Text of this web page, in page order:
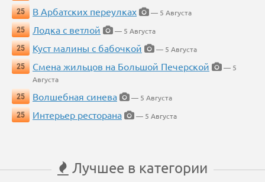
25
В Арбатских переулках
— 5 Августа
25
Лодка с ветлой
— 5 Августа
25
Куст малины с бабочкой
— 5 Августа
25
Смена жильцов на Большой Печерской
— 5
Августа
25
Волшебная синева
— 5 Августа
25
Интерьер ресторана — 5 Августа
Лучшее в категории